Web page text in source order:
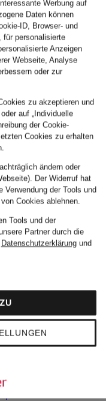
18 Karat
TIFFANY &
TIFFANY™
18 Karat
Kette
Werbung auf
Daten können
ID, Browser- und
für personalisierte
Anzeigen
Webseite, Analyse
oder zur
zu akzeptieren und
auf „Individuelle
der Cookie-
Cookies zu erhalten
ändern oder
Der Widerruf hat
Verwendung der Tools und
Cookies ablehnen.
Tools und der
Partner durch die
Datenschutzerklärungund